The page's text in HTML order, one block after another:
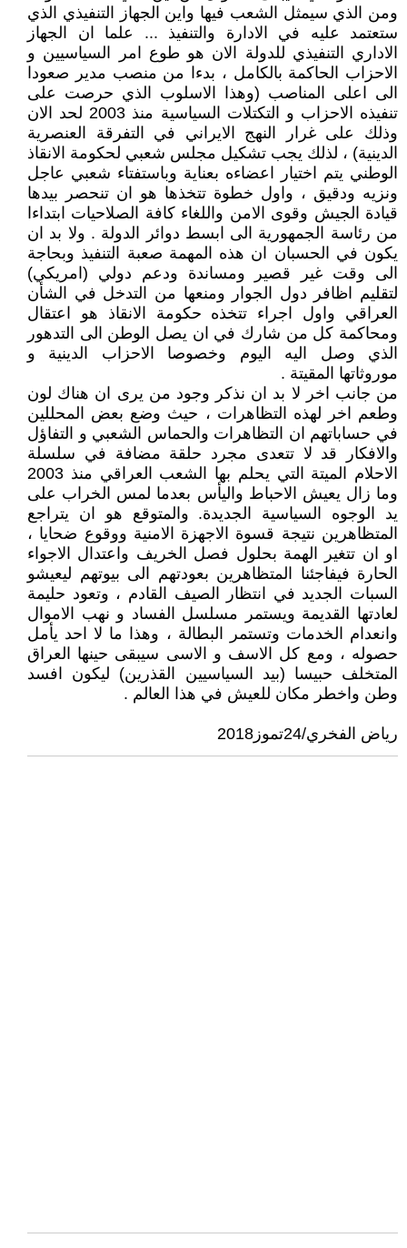
ومن الذي سيمثل الشعب فيها واين الجهاز التنفيذي الذي
ستعتمد عليه في الادارة والتنفيذ ... علما ان الجهاز
الاداري التنفيذي للدولة الان هو طوع امر السياسيين و
الاحزاب الحاكمة بالكامل ، بدءا من منصب مدير صعودا
الى اعلى المناصب (وهذا الاسلوب الذي حرصت على
تنفيذه الاحزاب و التكتلات السياسية منذ 2003 لحد الان
وذلك على غرار النهج الايراني في التفرقة العنصرية
الدينية) ، لذلك يجب تشكيل مجلس شعبي لحكومة الانقاذ
الوطني يتم اختيار اعضاءه بعناية وباستفتاء شعبي عاجل
ونزيه ودقيق ، واول خطوة تتخذها هو ان تنحصر بيدها
قيادة الجيش وقوى الامن واللغاء كافة الصلاحيات ابتداءا
من رئاسة الجمهورية الى ابسط دوائر الدولة . ولا بد ان
يكون في الحسبان ان هذه المهمة صعبة التنفيذ وبحاجة
الى وقت غير قصير ومساندة ودعم دولي (امريكي)
لتقليم اظافر دول الجوار ومنعها من التدخل في الشأن
العراقي واول اجراء تتخذه حكومة الانقاذ هو اعتقال
ومحاكمة كل من شارك في ان يصل الوطن الى التدهور
الذي وصل اليه اليوم وخصوصا الاحزاب الدينية و
موروثاتها المقيتة .
من جانب اخر لا بد ان نذكر وجود من يرى ان هناك لون
وطعم اخر لهذه التظاهرات ، حيث وضع بعض المحللين
في حساباتهم ان التظاهرات والحماس الشعبي و التفاؤل
والافكار قد لا تتعدى مجرد حلقة مضافة في سلسلة
الاحلام الميتة التي يحلم بها الشعب العراقي منذ 2003
وما زال يعيش الاحباط واليأس بعدما لمس الخراب على
يد الوجوه السياسية الجديدة. والمتوقع هو ان يتراجع
المتظاهرين نتيجة قسوة الاجهزة الامنية ووقوع ضحايا ،
او ان تتغير الهمة بحلول فصل الخريف واعتدال الاجواء
الحارة فيفاجئنا المتظاهرين بعودتهم الى بيوتهم ليعيشو
السبات الجديد في انتظار الصيف القادم ، وتعود حليمة
لعادتها القديمة ويستمر مسلسل الفساد و نهب الاموال
وانعدام الخدمات وتستمر البطالة ، وهذا ما لا احد يأمل
حصوله ، ومع كل الاسف و الاسى سيبقى حينها العراق
المتخلف حبيسا (بيد السياسيين القذرين) ليكون افسد
وطن واخطر مكان للعيش في هذا العالم .
رياض الفخري/24تموز2018